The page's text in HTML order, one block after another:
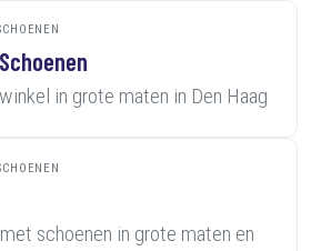
in grote maten in Den Haag
schoenen in grote maten en